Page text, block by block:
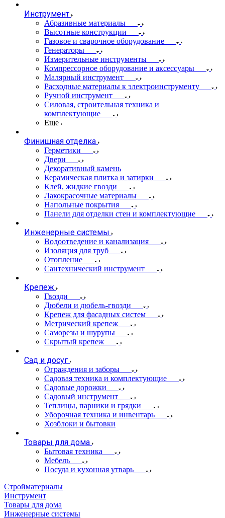
Инструмент
Абразивные материалы
Высотные конструкции
Газовое и сварочное оборудование
Генераторы
Измерительные инструменты
Компрессорное оборудование и аксессуары
Малярный инструмент
Расходные материалы к электроинструменту
Ручной инструмент
Силовая, строительная техника и
комплектующие
Еще
Финишная отделка
Герметики
Двери
Декоративный камень
Керамическая плитка и затирки
Клей, жидкие гвозди
Лакокрасочные материалы
Напольные покрытия
Панели для отделки стен и комплектующие
Инженерные системы
Водоотведение и канализация
Изоляция для труб
Отопление
Сантехнический инструмент
Крепеж
Гвозди
Дюбели и дюбель-гвозди
Крепеж для фасадных систем
Метрический крепеж
Саморезы и шурупы
Скрытый крепеж
Сад и досуг
Ограждения и заборы
Садовая техника и комплектующие
Садовые дорожки
Садовый инструмент
Теплицы, парники и грядки
Уборочная техника и инвентарь
Хозблоки и бытовки
Товары для дома
Бытовая техника
Мебель
Посуда и кухонная утварь
Стройматериалы
Инструмент
Товары для дома
Инженерные системы